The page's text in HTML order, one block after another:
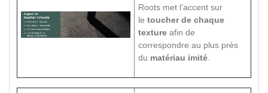
Roots met l’accent sur
le toucher de chaque
texture afin de
correspondre au plus près
du matériau imité